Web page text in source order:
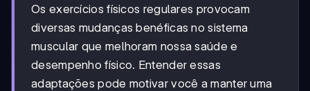
Os exercícios físicos regulares provocam
diversas mudanças benéficas no sistema
muscular que melhoram nossa saúde e
desempenho físico. Entender essas
adaptações pode motivar você a manter uma